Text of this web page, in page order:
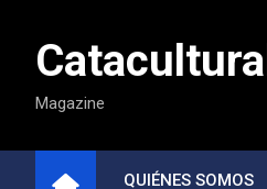
contenidoCatacultural
Magazine
QUIÉNES SOMOS